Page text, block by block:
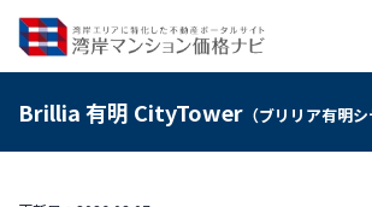
Brillia 有明 CityTower （ブリリア有明シ